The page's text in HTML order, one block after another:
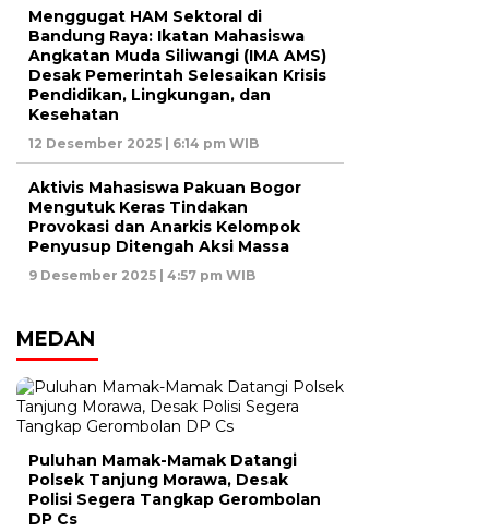
Menggugat HAM Sektoral di
Bandung Raya: Ikatan Mahasiswa
Angkatan Muda Siliwangi (IMA AMS)
Desak Pemerintah Selesaikan Krisis
Pendidikan, Lingkungan, dan
Kesehatan
12 Desember 2025 | 6:14 pm WIB
Aktivis Mahasiswa Pakuan Bogor
Mengutuk Keras Tindakan
Provokasi dan Anarkis Kelompok
Penyusup Ditengah Aksi Massa
9 Desember 2025 | 4:57 pm WIB
MEDAN
Puluhan Mamak-Mamak Datangi
Polsek Tanjung Morawa, Desak
Polisi Segera Tangkap Gerombolan
DP Cs